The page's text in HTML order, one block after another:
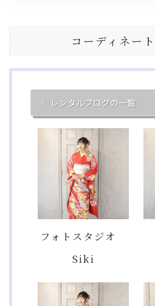
コーディネー
レンタルブログの一覧
フォトスタジオ
Siki